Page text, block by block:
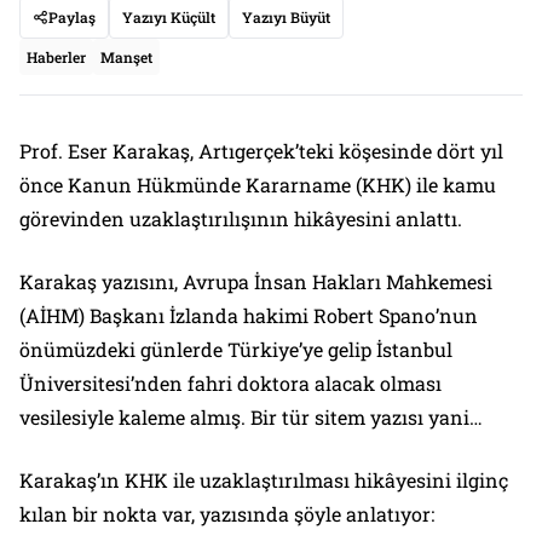
Paylaş
Yazıyı Küçült Yazıyı Büyüt
Haberler Manşet
Prof. Eser Karakaş, Artıgerçek’teki köşesinde dört yıl
önce Kanun Hükmünde Kararname (KHK) ile kamu
görevinden uzaklaştırılışının hikâyesini anlattı.
Karakaş yazısını, Avrupa İnsan Hakları Mahkemesi
(AİHM) Başkanı İzlanda hakimi Robert Spano’nun
önümüzdeki günlerde Türkiye’ye gelip İstanbul
Üniversitesi’nden fahri doktora alacak olması
vesilesiyle kaleme almış. Bir tür sitem yazısı yani…
Karakaş’ın KHK ile uzaklaştırılması hikâyesini ilginç
kılan bir nokta var, yazısında şöyle anlatıyor: